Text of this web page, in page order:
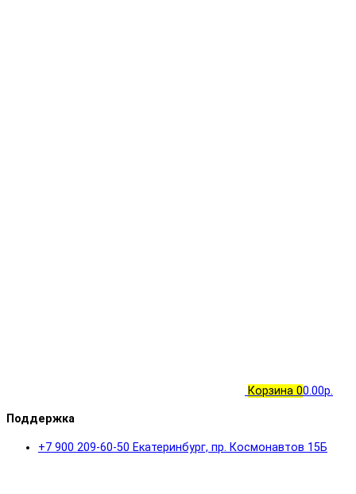
Корзина 00.00р.
Поддержка
+7 900 209-60-50 Екатеринбург, пр. Космонавтов 15Б